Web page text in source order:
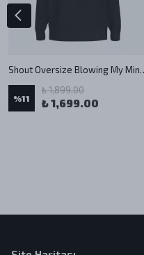
Shout Oversize
%11
₺ 1,899.00
₺ 1,699.00